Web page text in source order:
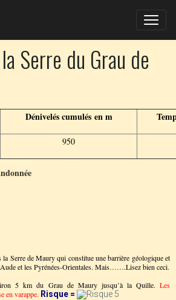
Serre du Grau de
Dénivelés cumulés en m
950
la Serre de Maury qui constitue une barrière géologique et
et les Pyrénées-Orientales. Mais…….Lisez bien ceci.
5 km du Grau de Maury jusqu’à la Quille. Les
en varappe. Risque =